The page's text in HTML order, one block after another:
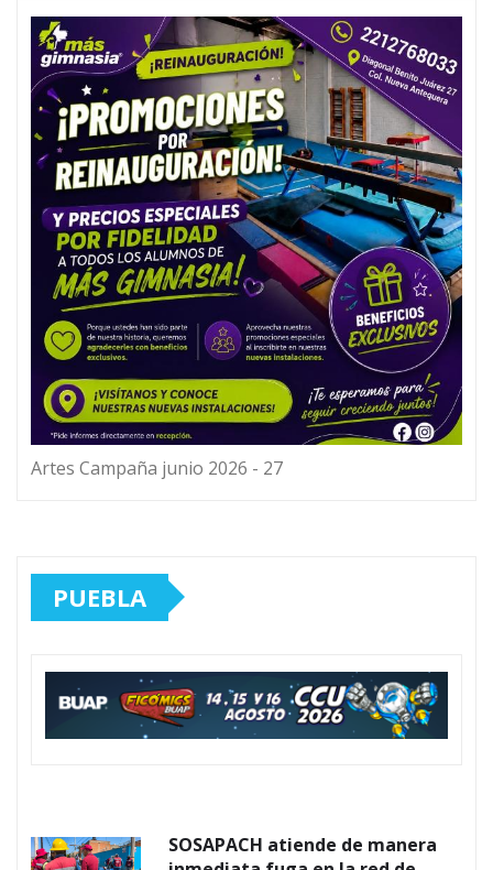
Artes Campaña junio 2026 - 27
PUEBLA
SOSAPACH atiende de manera